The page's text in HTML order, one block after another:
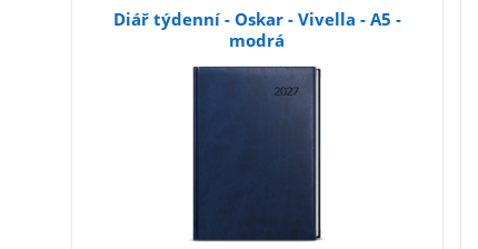
Diář týdenní - Oskar - Vivella - A5 -
modrá